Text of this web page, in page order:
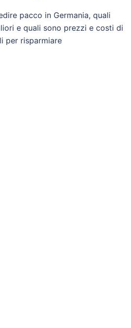
pacco in Germania, quali
e quali sono prezzi e costi di
per risparmiare